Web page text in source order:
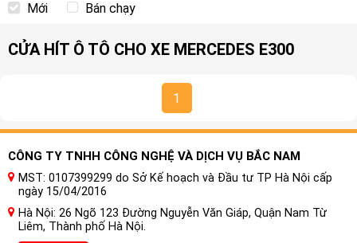
Mới Bán chạy
CỬA HÍT Ô TÔ CHO XE MERCEDES E300
1
CÔNG TY TNHH CÔNG NGHỆ VÀ DỊCH VỤ BẮC NAM
MST: 0107399299 do Sở Kế hoạch và Đầu tư TP Hà Nội cấp
ngày 15/04/2016
Hà Nội: 26 Ngõ 123 Đường Nguyễn Văn Giáp, Quận Nam Từ
Liêm, Thành phố Hà Nội.